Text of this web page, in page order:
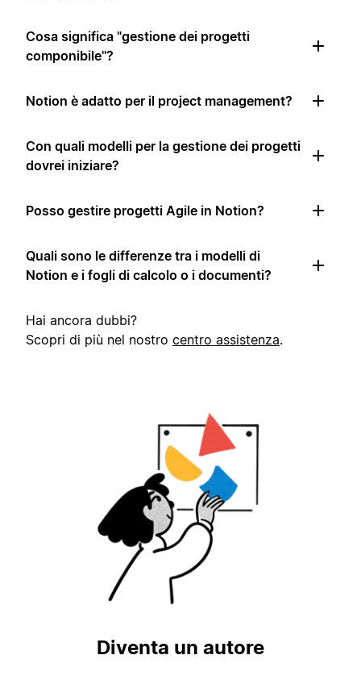
Cosa significa "gestione dei progetti
componibile"?
Notion è adatto per il project management?
Con quali modelli per la gestione dei progetti
dovrei iniziare?
Posso gestire progetti Agile in Notion?
Quali sono le differenze tra i modelli di
Notion e i fogli di calcolo o i documenti?
Hai ancora dubbi?
Scopri di più nel nostro centro assistenza.
Diventa un autore